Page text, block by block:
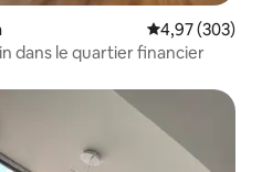
Évaluation
4,97 (303)
dans le quartier financier